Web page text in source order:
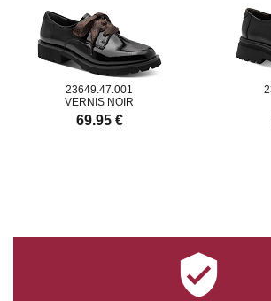
23649.47.001
VERNIS NOIR
69.95 €
